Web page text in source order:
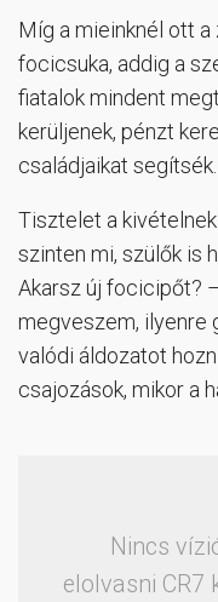
Míg a mieinknél ott
focicsuka, addig a
fiatalok mindent
kerüljenek, pénzt
családjaikat segítsék.
Tisztelet a
szinten mi, szülők is
Akarsz új focicipőt?
megveszem, ilyenre
valódi áldozatot
csajozások, mikor a
Nincs
elolvasni CR7